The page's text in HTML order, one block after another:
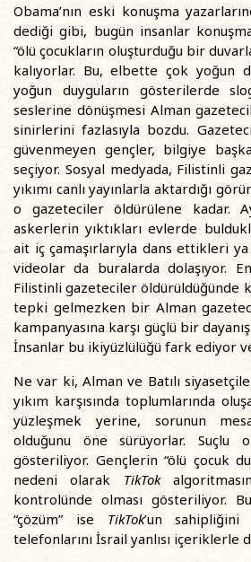
Obama’nın eski konuşma
dediği gibi, bugün insanlar
“ölü çocukların oluşturduğu bir
kalıyorlar. Bu, elbette çok yoğun
yoğun duyguların gösterilerde
seslerine dönüşmesi Alman
sinirlerini fazlasıyla bozdu.
güvenmeyen gençler, bilgiye
seçiyor. Sosyal medyada, Filistinli
yıkımı canlı yayınlarla aktardığı
o gazeteciler öldürülene kadar.
askerlerin yıktıkları evlerde
ait iç çamaşırlarıyla dans ettikleri ya
videolar da buralarda dolaşıyor.
Filistinli gazeteciler öldürüldüğünde
tepki gelmezken bir Alman
kampanyasına karşı güçlü bir
İnsanlar bu ikiyüzlülüğü fark ediyor
Ne var ki, Alman ve Batılı
yıkım karşısında toplumlarında
yüzleşmek yerine, sorunun
olduğunu öne sürüyorlar. Suçlu
gösteriliyor. Gençlerin “ölü çocuk
nedeni olarak TikTok
kontrolünde olması gösteriliyor.
“çözüm” ise TikTok’un
telefonlarını İsrail yanlısı içeriklerle